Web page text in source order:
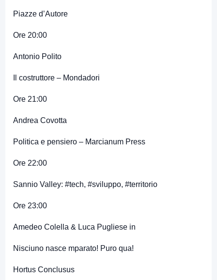
Piazze d’Autore
Ore 20:00
Antonio Polito
Il costruttore – Mondadori
Ore 21:00
Andrea Covotta
Politica e pensiero – Marcianum Press
Ore 22:00
Sannio Valley: #tech, #sviluppo, #territorio
Ore 23:00
Amedeo Colella & Luca Pugliese in
Nisciuno nasce mparato! Puro qua!
Hortus Conclusus